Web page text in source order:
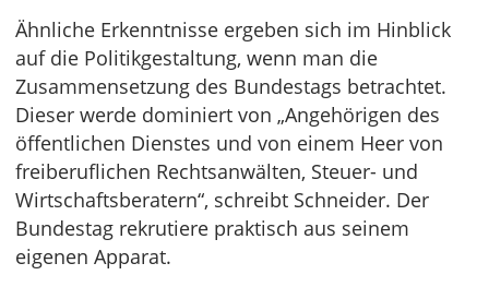
Ähnliche Erkenntnisse ergeben sich im Hinblick
auf die Politikgestaltung, wenn man die
Zusammensetzung des Bundestags betrachtet.
Dieser werde dominiert von „Angehörigen des
öffentlichen Dienstes und von einem Heer von
freiberuflichen Rechtsanwälten, Steuer- und
Wirtschaftsberatern“, schreibt Schneider. Der
Bundestag rekrutiere praktisch aus seinem
eigenen Apparat.